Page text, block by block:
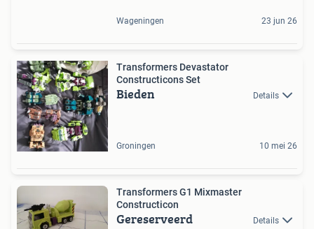
Wageningen 23 jun 26
Transformers Devastator
Constructicons Set
Bieden Details
Groningen 10 mei 26
Transformers G1 Mixmaster
Constructicon
Gereserveerd Details